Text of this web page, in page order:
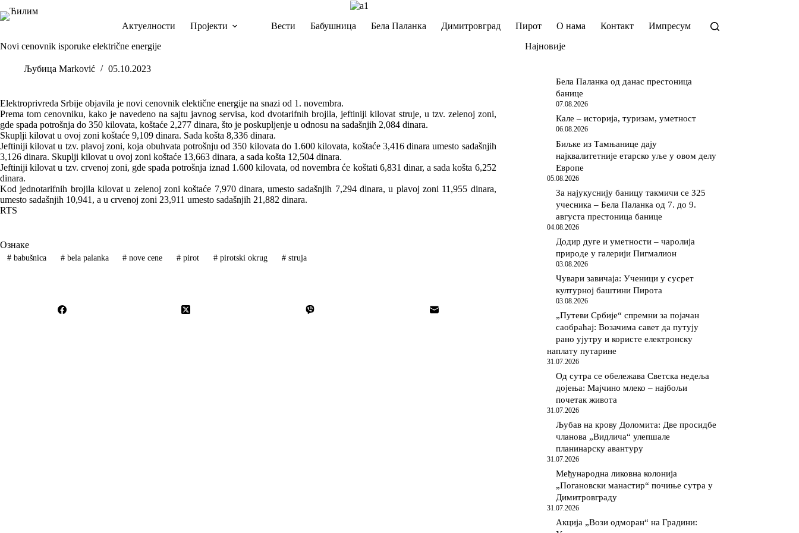
to
Актуелности Пројекти Вести Бабушница Бела Паланка Димитровград Пирот О нама Контакт
Импресум
Novi cenovnik isporuke električne energije
Љубица Marković 05.10.2023
Elektroprivreda Srbije objavila je novi cenovnik elektične energije na snazi od 1. novembra.
Prema tom cenovniku, kako je navedeno na sajtu javnog servisa, kod dvotarifnih brojila, jeftiniji kilovat struje, u tzv. zelenoj zoni,
gde spada potrošnja do 350 kilovata, koštaće 2,277 dinara, što je poskupljenje u odnosu na sadašnjih 2,084 dinara.
Skuplji kilovat u ovoj zoni koštaće 9,109 dinara. Sada košta 8,336 dinara.
Jeftiniji kilovat u tzv. plavoj zoni, koja obuhvata potrošnju od 350 kilovata do 1.600 kilovata, koštaće 3,416 dinara umesto sadašnjih
3,126 dinara. Skuplji kilovat u ovoj zoni koštaće 13,663 dinara, a sada košta 12,504 dinara.
Jeftiniji kilovat u tzv. crvenoj zoni, gde spada potrošnja iznad 1.600 kilovata, od novembra će koštati 6,831 dinar, a sada košta 6,252
dinara.
Kod jednotarifnih brojila kilovat u zelenoj zoni koštaće 7,970 dinara, umesto sadašnjih 7,294 dinara, u plavoj zoni 11,955 dinara,
umesto sadašnjih 10,941, a u crvenoj zoni 23,911 umesto sadašnjih 21,882 dinara.
RTS
Ознаке
#babušnica #bela palanka # nove cene # pirot # pirotski okrug #struja
Најновије
Бела Паланка од данас престоница
банице
07.08.2026
Кале – историја, туризам, уметност
06.08.2026
Биљке из Тамњанице дају
најквалитетније етарско уље у овом делу
Европе
05.08.2026
За најукуснију баницу такмичи се 325
учесника – Бела Паланка од 7. до 9.
августа престоница банице
04.08.2026
Додир дуге и уметности – чаролија
природе у галерији Пигмалион
03.08.2026
Чувари завичаја: Ученици у сусрет
културној баштини Пирота
03.08.2026
„Путеви Србије“ спремни за појачан
саобраћај: Возачима савет да путују
рано ујутру и користе електронску
наплату путарине
31.07.2026
Од сутра се обележава Светска недеља
дојења: Мајчино млеко – најбољи
почетак живота
31.07.2026
Љубав на крову Доломита: Две просидбе
чланова „Видлича“ улепшале
планинарску авантуру
31.07.2026
Међународна ликовна колонија
„Погановски манастир“ почиње сутра у
Димитровграду
31.07.2026
Акција „Вози одморан“ на Градини: